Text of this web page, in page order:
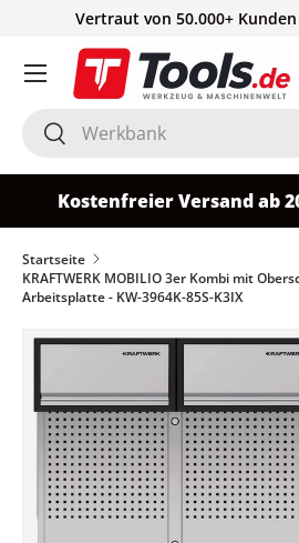
Vertraut von 50.000+
Suchen
Suchen
Kostenfreier Versand ab
Startseite
KRAFTWERK MOBILIO 3er Kombi mit
Arbeitsplatte - KW-3964K-85S-K3IX